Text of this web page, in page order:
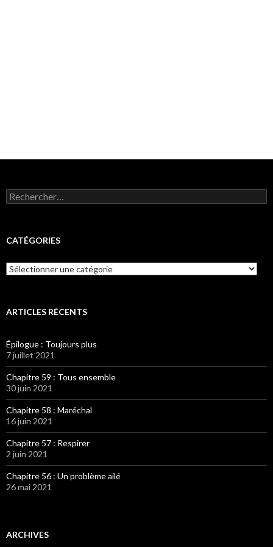
Rechercher :
CATÉGORIES
Catégories
ARTICLES RÉCENTS
Épilogue : Toujours plus
7 juillet 2021
Chapitre 59 : Tous ensemble
30 juin 2021
Chapitre 58 : Maréchal
16 juin 2021
Chapitre 57 : Respirer
2 juin 2021
Chapitre 56 : Un problème ailé
26 mai 2021
ARCHIVES